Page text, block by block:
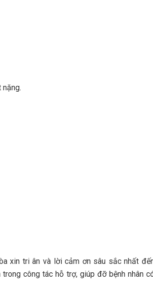
xin tri ân và lời cảm ơn sâu sắc nhất
công tác hỗ trợ, giúp đỡ bệnh nhân